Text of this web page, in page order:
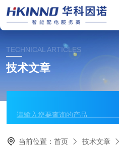
TECHNICAL ARTICLES
技术文章
当前位置：首页 技术文章